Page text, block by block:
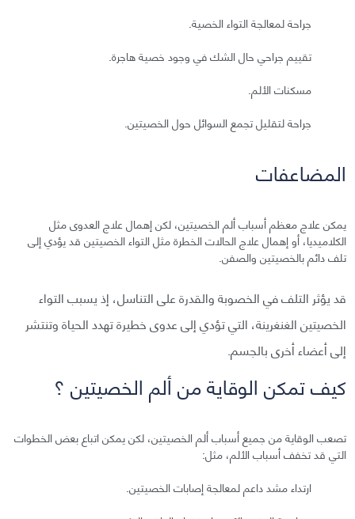
جراحة لمعالجة التواء الخصية.
تقييم جراحي حال الشك في وجود خصية هاجرة.
مسكنات الألم.
جراحة لتقليل تجمع السوائل حول الخصيتين.
المضاعفات
يمكن علاج معظم أسباب ألم الخصيتين، لكن إهمال علاج العدوى مثل
الكلاميديا، أو إهمال علاج الحالات الخطرة مثل التواء الخصيتين قد يؤدي إلى
تلف دائم بالخصيتين والصفن.
قد يؤثر التلف في الخصوبة والقدرة على التناسل، إذ يسبب التواء
الخصيتين الغنغرينة، التي تؤدي إلى عدوى خطيرة تهدد الحياة وتنتشر
إلى أعضاء أخرى بالجسم.
كيف تمكن الوقاية من ألم الخصيتين ؟
تصعب الوقاية من جميع أسباب ألم الخصيتين، لكن يمكن اتباع بعض الخطوات
التي قد تخفف أسباب الألم، مثل:
ارتداء مشد داعم لمعالجة إصابات الخصيتين.